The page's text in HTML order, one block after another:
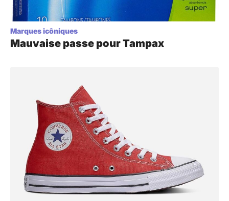
Marques icôniques
Mauvaise passe pour Tampax